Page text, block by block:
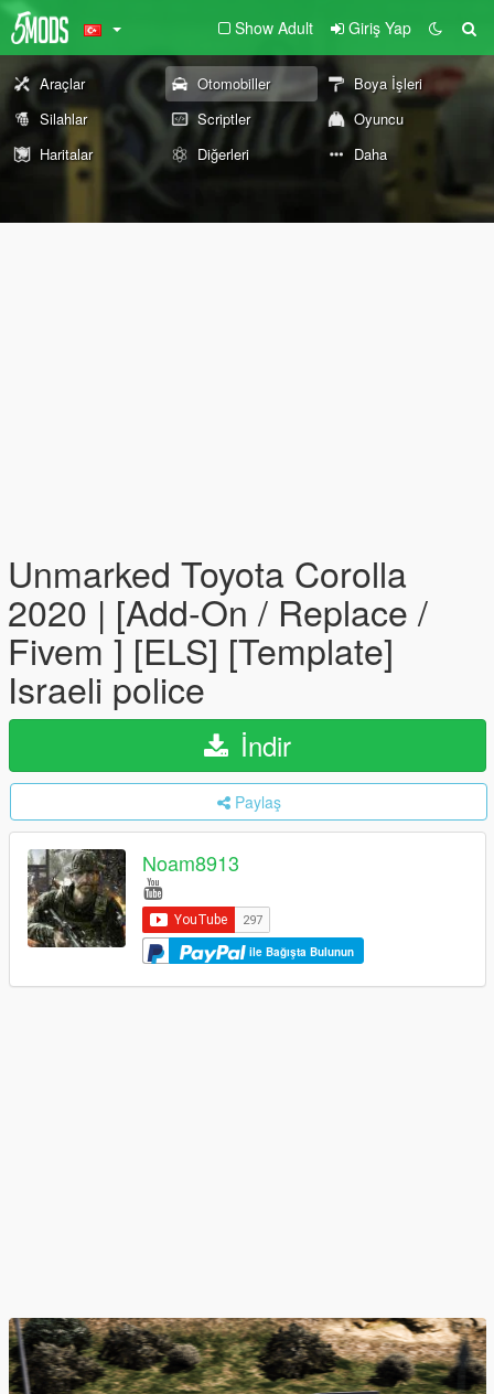
Show Adult Giriş Yap
Araçlar Otomobiller
Boya İşleri
Silahlar
Scriptler
Oyuncu
Haritalar
Diğerleri Daha
Unmarked Toyota Corolla
2020 | [Add-On / Replace /
Fivem ] [ELS] [Template]
Israeli police
İndir
Paylaş
Noam8913
ile Bağışta Bulunun